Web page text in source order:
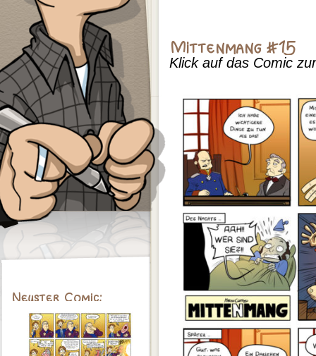
Klick auf das Comic